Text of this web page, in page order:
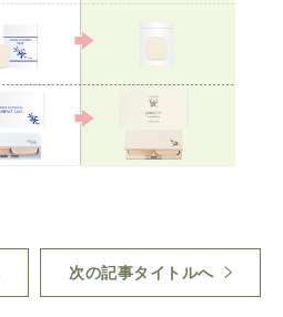
次の記事タイトルへ